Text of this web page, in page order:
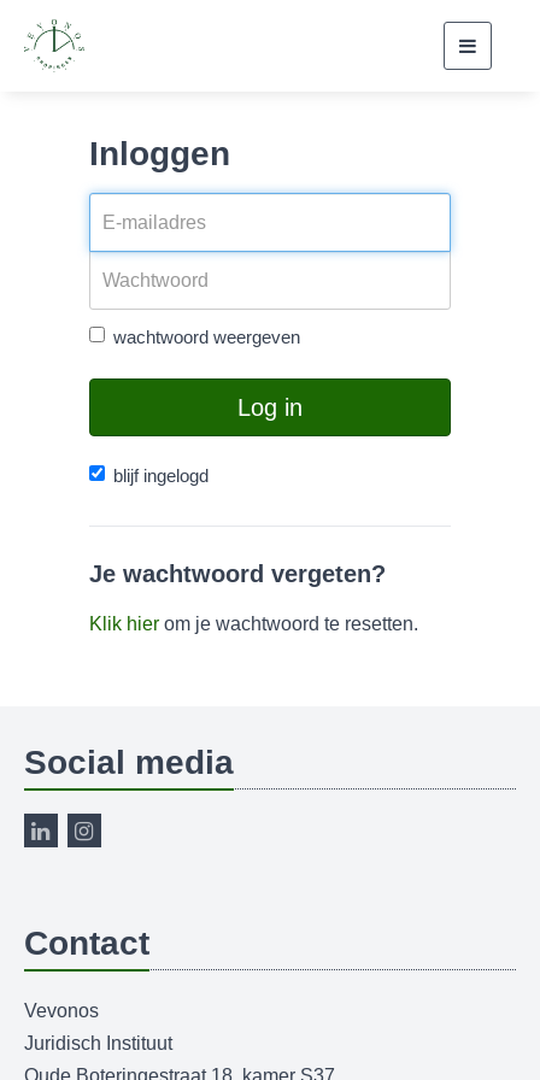
Inloggen
wachtwoord weergeven
Log in
blijf ingelogd
Je wachtwoord vergeten?
Klik hier om je wachtwoord te resetten.
Social media
Contact
Vevonos
Juridisch Instituut
Oude Boteringestraat 18, kamer S37